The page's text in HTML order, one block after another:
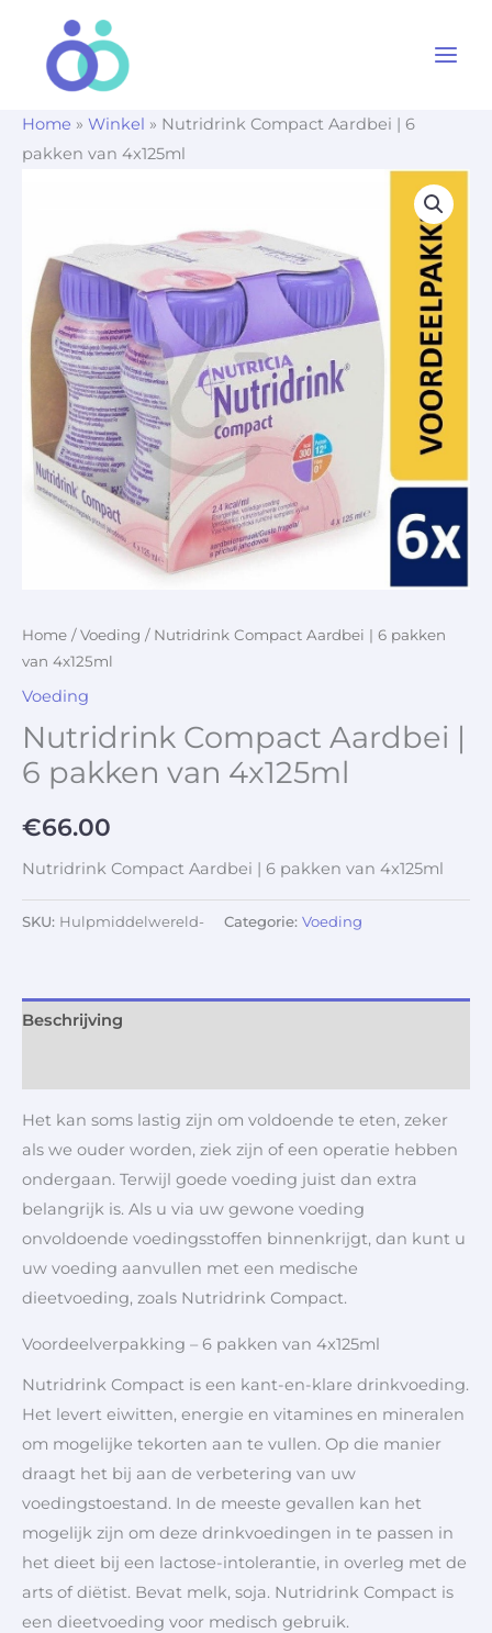
Home » Winkel » Nutridrink Compact Aardbei | 6
pakken van 4x125ml
Home /Voeding / Nutridrink Compact Aardbei | 6 pakken
van 4x125ml
Voeding
Nutridrink Compact Aardbei |
6 pakken van 4x125ml
€66.00
Nutridrink Compact Aardbei | 6 pakken van 4x125ml
SKU: Hulpmiddelwereld- Categorie: Voeding
Beschrijving
Het kan soms lastig zijn om voldoende te eten, zeker
als we ouder worden, ziek zijn of een operatie hebben
ondergaan. Terwijl goede voeding juist dan extra
belangrijk is. Als u via uw gewone voeding
onvoldoende voedingsstoffen binnenkrijgt, dan kunt u
uw voeding aanvullen met een medische
dieetvoeding, zoals Nutridrink Compact.
Voordeelverpakking – 6 pakken van 4x125ml
Nutridrink Compact is een kant-en-klare drinkvoeding.
Het levert eiwitten, energie en vitamines en mineralen
om mogelijke tekorten aan te vullen. Op die manier
draagt het bij aan de verbetering van uw
voedingstoestand. In de meeste gevallen kan het
mogelijk zijn om deze drinkvoedingen in te passen in
het dieet bij een lactose-intolerantie, in overleg met de
arts of diëtist. Bevat melk, soja. Nutridrink Compact is
een dieetvoeding voor medisch gebruik.